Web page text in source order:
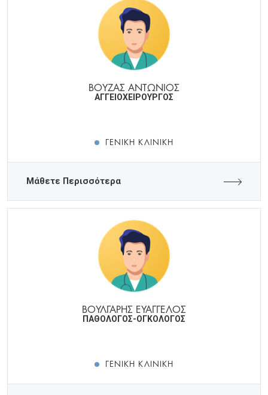
ΒΟΥΖΑΣ ΑΝΤΩΝΙΟΣ
ΑΓΓΕΙΟΧΕΙΡΟΥΡΓΟΣ
ΓΕΝΙΚΉ ΚΛΙΝΙΚΉ
Μάθετε Περισσότερα
ΒΟΥΛΓΑΡΗΣ ΕΥΑΓΓΕΛΟΣ
ΠΑΘΟΛΟΓΟΣ-ΟΓΚΟΛΟΓΟΣ
ΓΕΝΙΚΉ ΚΛΙΝΙΚΉ